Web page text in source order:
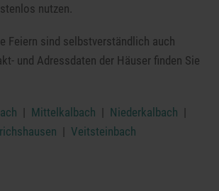
nutzen.
Feiern sind selbstverständlich auch
und Adressdaten der Häuser finden Sie
| Mittelkalbach | Niederkalbach |
| Veitsteinbach